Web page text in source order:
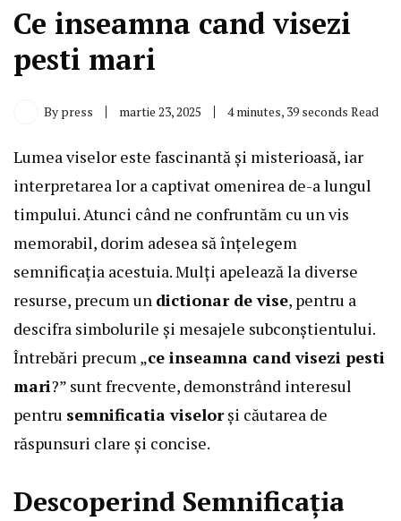
Ce inseamna cand visezi
pesti mari
By press martie 23, 2025 4 minutes, 39 seconds Read
Lumea viselor este fascinantă și misterioasă, iar
interpretarea lor a captivat omenirea de-a lungul
timpului. Atunci când ne confruntăm cu un vis
memorabil, dorim adesea să înțelegem
semnificația acestuia. Mulți apelează la diverse
resurse, precum un dictionar de vise, pentru a
descifra simbolurile și mesajele subconștientului.
Întrebări precum „ce inseamna cand visezi pesti
mari?” sunt frecvente, demonstrând interesul
pentru semnificatia viselorși căutarea de
răspunsuri clare și concise.
Descoperind Semnificația